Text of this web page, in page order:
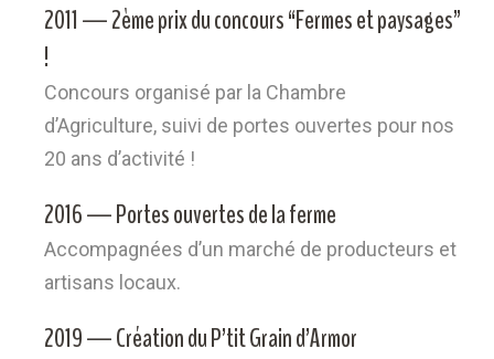
2011 — 2ème prix du concours “Fermes et paysages”
!
Concours organisé par la Chambre
d’Agriculture, suivi de portes ouvertes pour nos
20 ans d’activité !
2016 — Portes ouvertes de la ferme
Accompagnées d’un marché de producteurs et
artisans locaux.
2019 — Création du P’tit Grain d’Armor